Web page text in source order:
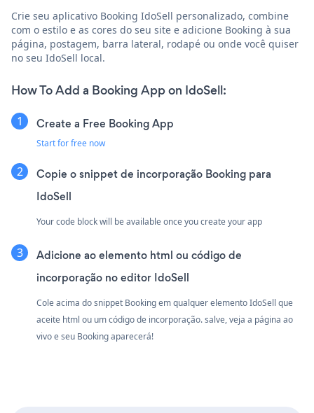
Crie seu aplicativo Booking IdoSell personalizado, combine
com o estilo e as cores do seu site e adicione Booking à sua
página, postagem, barra lateral, rodapé ou onde você quiser
no seu IdoSell local.
How To Add a Booking App on IdoSell:
Create a Free Booking App
Start for free now
Copie o snippet de incorporação Booking para
IdoSell
Your code block will be available once you create your app
Adicione ao elemento html ou código de
incorporação no editor IdoSell
Cole acima do snippet Booking em qualquer elemento IdoSell que
aceite html ou um código de incorporação. salve, veja a página ao
vivo e seu Booking aparecerá!